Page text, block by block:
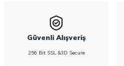
Güvenli Alışveriş
256 Bit SSL &3D Secure